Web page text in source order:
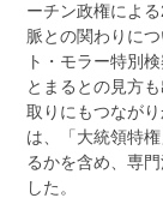
ーチン政権によ
脈との関わりに
ト・モラー特別
とまるとの見方
取りにもつなが
は、「大統領特
るかを含め、専
した。